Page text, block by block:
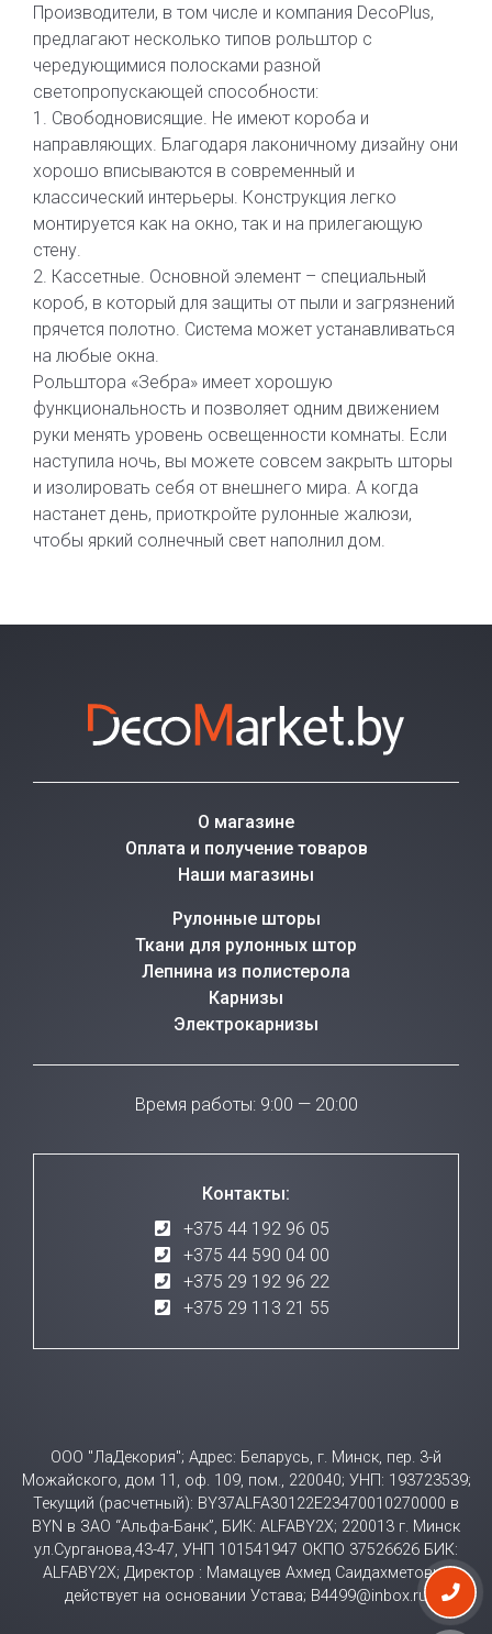
Производители, в том числе и компания DecoPlus,
предлагают несколько типов рольштор с
чередующимися полосками разной
светопропускающей способности:
1. Свободновисящие. Не имеют короба и
направляющих. Благодаря лаконичному дизайну они
хорошо вписываются в современный и
классический интерьеры. Конструкция легко
монтируется как на окно, так и на прилегающую
стену.
2. Кассетные. Основной элемент – специальный
короб, в который для защиты от пыли и загрязнений
прячется полотно. Система может устанавливаться
на любые окна.
Рольштора «Зебра» имеет хорошую
функциональность и позволяет одним движением
руки менять уровень освещенности комнаты. Если
наступила ночь, вы можете совсем закрыть шторы
и изолировать себя от внешнего мира. А когда
настанет день, приоткройте рулонные жалюзи,
чтобы яркий солнечный свет наполнил дом.
О магазине
Оплата и получение товаров
Наши магазины
Рулонные шторы
Ткани для рулонных штор
Лепнина из полистерола
Карнизы
Электрокарнизы
Время работы: 9:00 — 20:00
Контакты:
+375 44 192 96 05
+375 44 590 04 00
+375 29 192 96 22
+375 29 113 21 55
ООО "ЛаДекория"; Адрес: Беларусь, г. Минск, пер. 3-й
Можайского, дом 11, оф. 109, пом., 220040; УНП: 193723539;
Текущий (расчетный): BY37ALFA30122E23470010270000 в
BYN в ЗАО “Альфа-Банк”, БИК: ALFABY2X; 220013 г. Минск
ул.Сурганова,43-47, УНП 101541947 ОКПО 37526626 БИК:
ALFABY2X; Директор : Мамацуев Ахмед Саидахметович
действует на основании Устава; B4499@inbox.ru